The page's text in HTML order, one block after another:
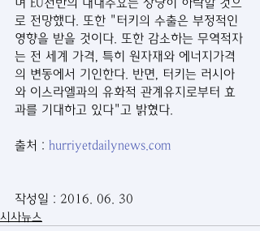
로 전망했다. 또한 "터키의 수출은 부정적인
영향을 받을 것이다. 또한 감소하는 무역적자
는 전 세계 가격, 특히 원자재와 에너지가격
의 변동에서 기인한다. 반면, 터키는 러시아
와 이스라엘과의 유화적 관계유지로부터 효
과를 기대하고 있다"고 밝혔다.
출처 : hurriyetdailynews.com
작성일 : 2016. 06. 30
시사뉴스